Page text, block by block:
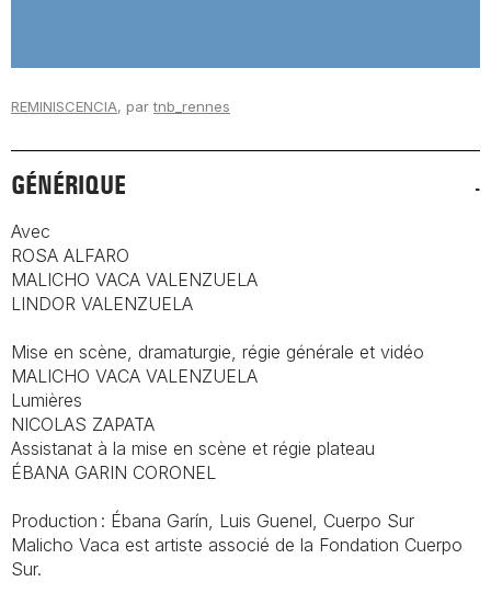
REMINISCENCIA, partnb_rennes
GÉNÉRIQUE
Avec
ROSA ALFARO
MALICHO VACA VALENZUELA
LINDOR VALENZUELA
Mise en scène, dramaturgie, régie générale et vidéo
MALICHO VACA VALENZUELA
Lumières
NICOLAS ZAPATA
Assistanat à la mise en scène et régie plateau
ÉBANA GARIN CORONEL
Production : Ébana Garín, Luis Guenel, Cuerpo Sur
Malicho Vaca est artiste associé de la Fondation Cuerpo
Sur.